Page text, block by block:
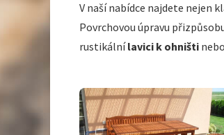
V naší nabídce najdete nejen
Povrchovou úpravu
rustikálnílavici k ohništi